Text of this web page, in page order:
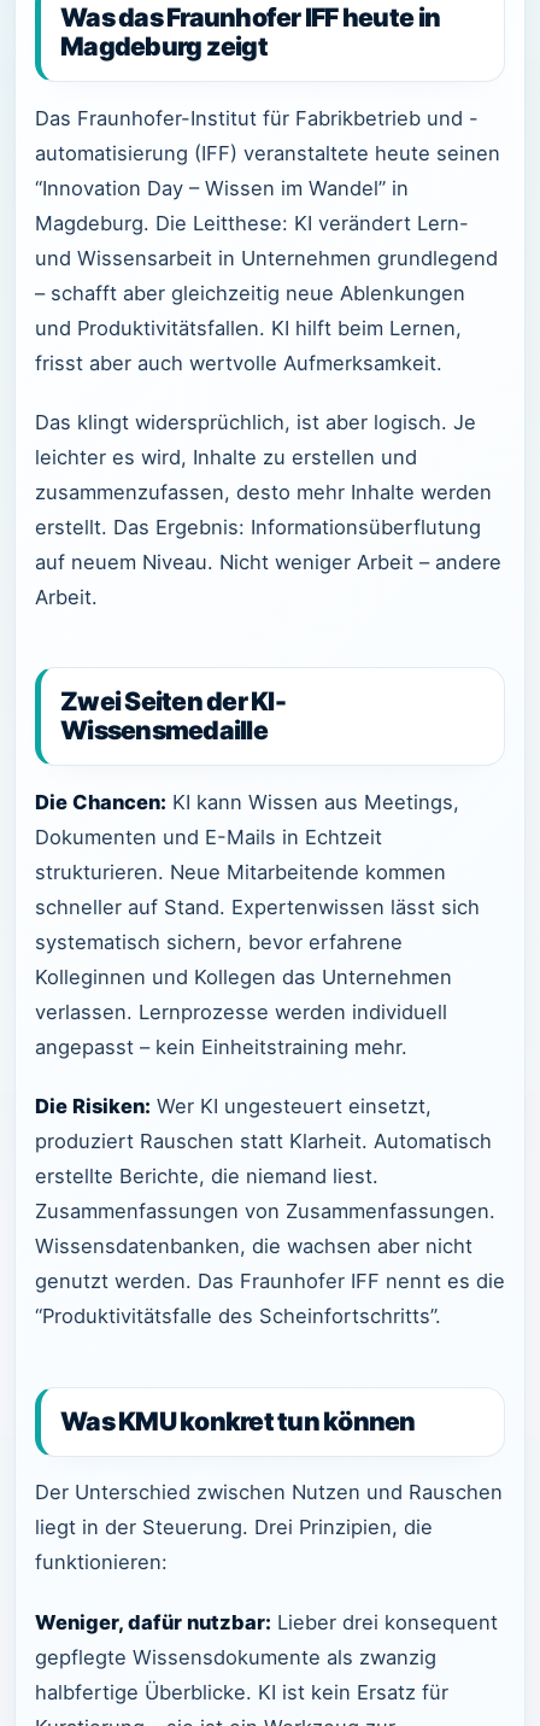
Was das Fraunhofer IFF heute in
Magdeburg zeigt
Das Fraunhofer-Institut für Fabrikbetrieb und -
automatisierung (IFF) veranstaltete heute seinen
“Innovation Day – Wissen im Wandel” in
Magdeburg. Die Leitthese: KI verändert Lern-
und Wissensarbeit in Unternehmen grundlegend
– schafft aber gleichzeitig neue Ablenkungen
und Produktivitätsfallen. KI hilft beim Lernen,
frisst aber auch wertvolle Aufmerksamkeit.
Das klingt widersprüchlich, ist aber logisch. Je
leichter es wird, Inhalte zu erstellen und
zusammenzufassen, desto mehr Inhalte werden
erstellt. Das Ergebnis: Informationsüberflutung
auf neuem Niveau. Nicht weniger Arbeit – andere
Arbeit.
Zwei Seiten der KI-
Wissensmedaille
Die Chancen: KI kann Wissen aus Meetings,
Dokumenten und E-Mails in Echtzeit
strukturieren. Neue Mitarbeitende kommen
schneller auf Stand. Expertenwissen lässt sich
systematisch sichern, bevor erfahrene
Kolleginnen und Kollegen das Unternehmen
verlassen. Lernprozesse werden individuell
angepasst – kein Einheitstraining mehr.
Die Risiken: Wer KI ungesteuert einsetzt,
produziert Rauschen statt Klarheit. Automatisch
erstellte Berichte, die niemand liest.
Zusammenfassungen von Zusammenfassungen.
Wissensdatenbanken, die wachsen aber nicht
genutzt werden. Das Fraunhofer IFF nennt es die
“Produktivitätsfalle des Scheinfortschritts”.
Was KMU konkret tun können
Der Unterschied zwischen Nutzen und Rauschen
liegt in der Steuerung. Drei Prinzipien, die
funktionieren:
Weniger, dafür nutzbar: Lieber drei konsequent
gepflegte Wissensdokumente als zwanzig
halbfertige Überblicke. KI ist kein Ersatz für